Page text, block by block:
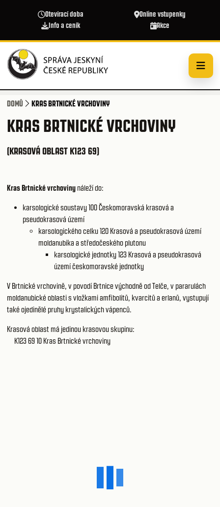
Otevírací doba
Online vstupenky
Info a ceník
Akce
DOMŮ KRAS BRTNICKÉ VRCHOVINY
KRAS BRTNICKÉ VRCHOVINY
(KRASOVÁ OBLAST K123 69)
Kras Brtnické vrchoviny náleží do:
karsologické soustavy 100Českomoravská krasová a
pseudokrasová území
karsologického celku 120 Krasová a pseudokrasová území
moldanubika a středočeského plutonu
karsologické jednotky 123 Krasová a pseudokrasová
území českomoravské jednotky
V Brtnické vrchovině, v povodí Brtnice východně od Telče, v pararulách
moldanubické oblasti s vložkami amfibolitů, kvarcitů a erlanů, vystupují
také ojedinělé pruhy krystalických vápenců.
Krasová oblast má jedinou krasovou skupinu:
K123 69 10 Kras Brtnické vrchoviny